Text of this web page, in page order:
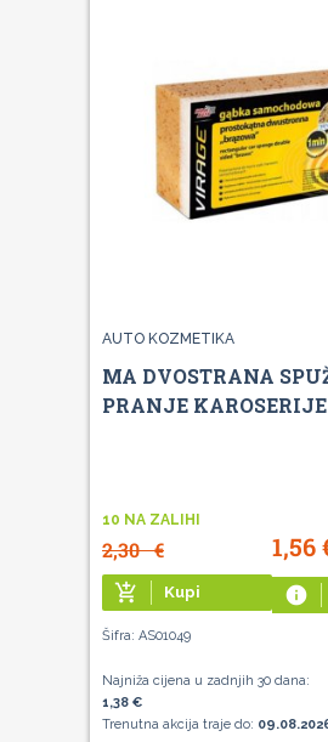
AUTO KOZMETIKA
MA DVOSTRANA
PRANJE
10 NA ZALIHI
2,30€ 1,56
add_shopping_cart Kupi info
Šifra: AS01049
Najniža cijena u zadnjih 30 dana:
1,38 €
Trenutna akcija traje do: